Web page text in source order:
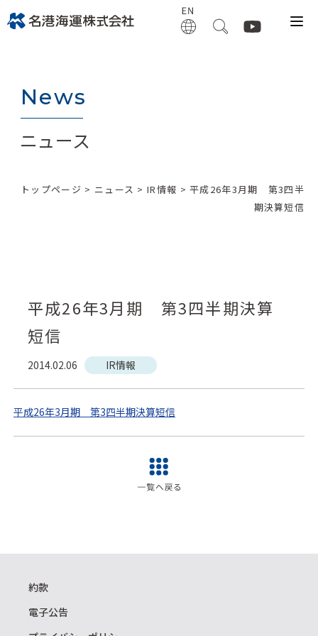
News
ニュース
トップページ > ニュース >IR情報 > 平成26年3月期 第3四半
期決算短信
平成26年3月期 第3四半期決算
短信
2014.02.06 IR情報
平成26年3月期 第3四半期決算短信
約款
電子公告